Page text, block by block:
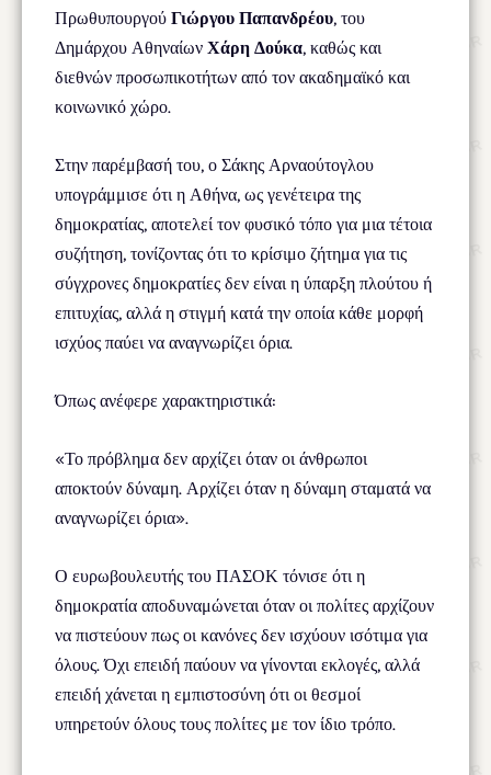
Πρωθυπουργού Γιώργου Παπανδρέου, του
Δημάρχου Αθηναίων Χάρη Δούκα, καθώς και
διεθνών προσωπικοτήτων από τον ακαδημαϊκό και
κοινωνικό χώρο.
Στην παρέμβασή του, ο Σάκης Αρναούτογλου
υπογράμμισε ότι η Αθήνα, ως γενέτειρα της
δημοκρατίας, αποτελεί τον φυσικό τόπο για μια τέτοια
συζήτηση, τονίζοντας ότι το κρίσιμο ζήτημα για τις
σύγχρονες δημοκρατίες δεν είναι η ύπαρξη πλούτου ή
επιτυχίας, αλλά η στιγμή κατά την οποία κάθε μορφή
ισχύος παύει να αναγνωρίζει όρια.
Όπως ανέφερε χαρακτηριστικά:
«Το πρόβλημα δεν αρχίζει όταν οι άνθρωποι
αποκτούν δύναμη. Αρχίζει όταν η δύναμη σταματά να
αναγνωρίζει όρια».
Ο ευρωβουλευτής του ΠΑΣΟΚ τόνισε ότι η
δημοκρατία αποδυναμώνεται όταν οι πολίτες αρχίζουν
να πιστεύουν πως οι κανόνες δεν ισχύουν ισότιμα για
όλους. Όχι επειδή παύουν να γίνονται εκλογές, αλλά
επειδή χάνεται η εμπιστοσύνη ότι οι θεσμοί
υπηρετούν όλους τους πολίτες με τον ίδιο τρόπο.